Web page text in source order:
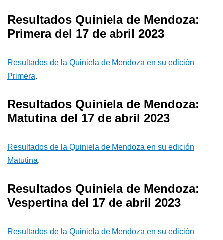
Resultados Quiniela de Mendoza:
Primera del 17 de abril 2023
Resultados de la Quiniela de Mendoza en su edición
Primera.
Resultados Quiniela de Mendoza:
Matutina del 17 de abril 2023
Resultados de la Quiniela de Mendoza en su edición
Matutina.
Resultados Quiniela de Mendoza:
Vespertina del 17 de abril 2023
Resultados de la Quiniela de Mendoza en su edición